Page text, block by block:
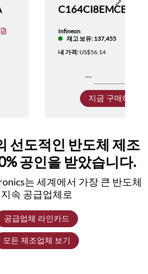
Infineon
재고 보유: 137,455
내 가격: US$56.14
지금 구매하기
Show
선도적인 반도체 제조
공인을 받았습니다.
는 세계에서 가장 큰 반도체
지속 공급업체로
공급업체 라인카드
모든 제조업체 보기